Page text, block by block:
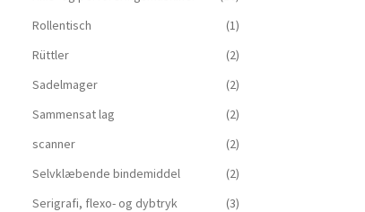
Rollentisch
(1)
Rüttler
(2)
Sadelmager
(2)
Sammensat lag
(2)
scanner
(2)
Selvklæbende bindemiddel
(2)
Serigrafi, flexo- og dybtryk
(3)